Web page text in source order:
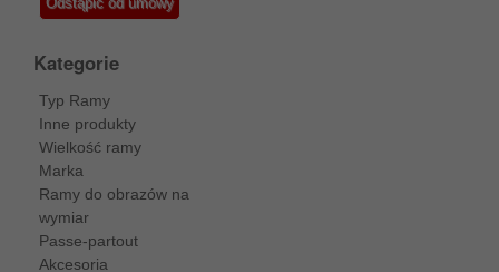
Kategorie
Typ Ramy
Inne produkty
Wielkość ramy
Marka
Ramy do obrazów na
wymiar
Passe-partout
Akcesoria